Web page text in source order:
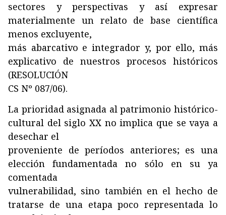
sectores y perspectivas y así expresar
materialmente un relato de base científica
menos excluyente,
más abarcativo e integrador y, por ello, más
explicativo de nuestros procesos históricos
(RESOLUCIÓN
CS Nº 087/06).
La prioridad asignada al patrimonio histórico-
cultural del siglo XX no implica que se vaya a
desechar el
proveniente de períodos anteriores; es una
elección fundamentada no sólo en su ya
comentada
vulnerabilidad, sino también en el hecho de
tratarse de una etapa poco representada lo